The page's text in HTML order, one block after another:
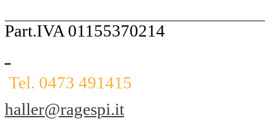
Part.IVA 01155370214
Tel. 0473 491415
haller@ragespi.it